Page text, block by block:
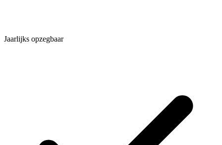
Jaarlijks opzegbaar